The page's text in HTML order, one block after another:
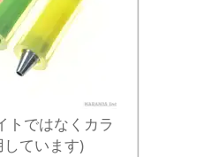
トではなくカラ
しています)